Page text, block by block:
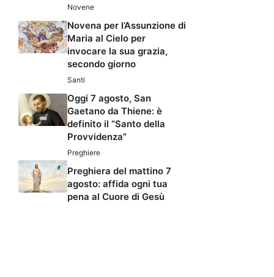
Novene
Novena per l’Assunzione di
Maria al Cielo per
invocare la sua grazia,
secondo giorno
Santi
Oggi 7 agosto, San
Gaetano da Thiene: è
definito il “Santo della
Provvidenza”
Preghiere
Preghiera del mattino 7
agosto: affida ogni tua
pena al Cuore di Gesù